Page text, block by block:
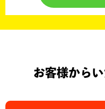
お客様から